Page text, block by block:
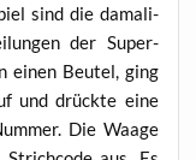
sind die dama­li­
der Super­
einen Beu­tel, ging
und drück­te eine
Die Waa­ge